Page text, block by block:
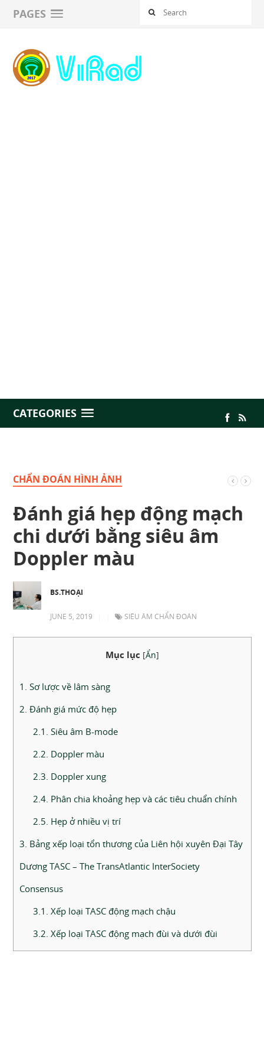
PAGES
CATEGORIES
CHẨN ĐOÁN HÌNH ẢNH
Đánh giá hẹp động mạch
chi dưới bằng siêu âm
Doppler màu
BS.THOẠI
JUNE 5, 2019 SIÊU ÂM CHẨN ĐOÁN
Mục lục [Ẩn]
1. Sơ lược về lâm sàng
2. Đánh giá mức độ hẹp
2.1. Siêu âm B-mode
2.2. Doppler màu
2.3. Doppler xung
2.4. Phân chia khoảng hẹp và các tiêu chuẩn chính
2.5. Hẹp ở nhiều vị trí
3. Bảng xếp loại tổn thương của Liên hội xuyên Đại Tây
Dương TASC – The TransAtlantic InterSociety
Consensus
3.1. Xếp loại TASC động mạch chậu
3.2. Xếp loại TASC động mạch đùi và dưới đùi